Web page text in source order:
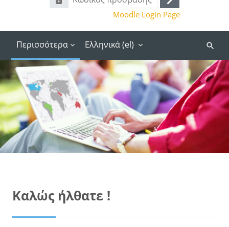
πρόσβασης
Σύνδεση
Moodle Login Page
Περισσότερα Ελληνικά ‎(el)‎
Καλώς ήλθατε !